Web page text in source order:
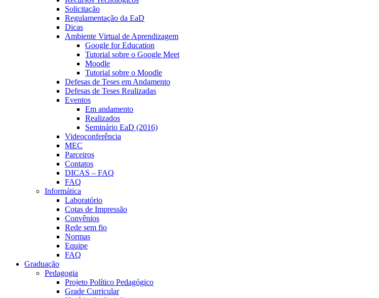
Solicitação
Regulamentação da EaD
Dicas
Ambiente Virtual de Aprendizagem
Google for Education
Tutorial sobre o Google Meet
Moodle
Tutorial sobre o Moodle
Defesas de Teses em Andamento
Defesas de Teses Realizadas
Eventos
Em andamento
Realizados
Seminário EaD (2016)
Videoconferência
MEC
Parceiros
Contatos
DICAS – FAQ
FAQ
Informática
Laboratório
Cotas de Impressão
Convênios
Rede sem fio
Normas
Equipe
FAQ
Graduação
Pedagogia
Projeto Político Pedagógico
Grade Curricular